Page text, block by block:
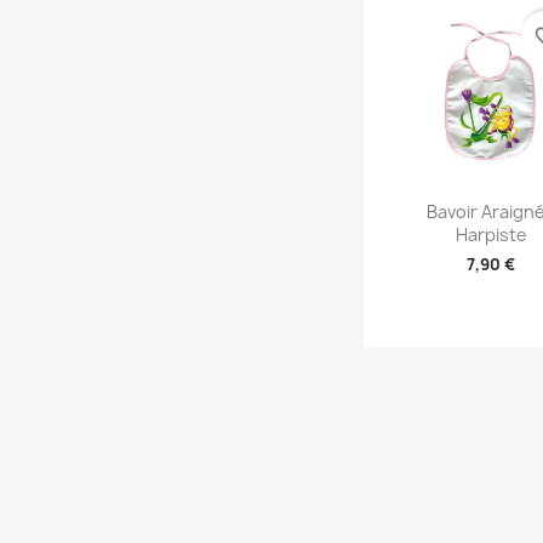
Aperçu
Bavoir
Harpiste
7,90 €